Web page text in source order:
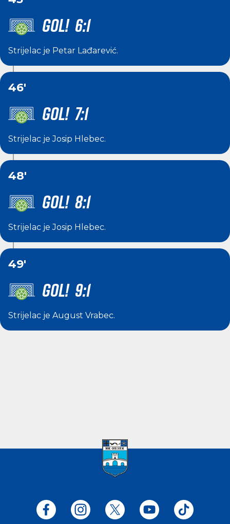
GOL! 6:1
Strijelac je Petar Lađarević.
46'
GOL! 7:1
Strijelac jeJosip Hlebec.
48'
GOL! 8:1
Strijelac jeJosip Hlebec.
49'
GOL! 9:1
Strijelac je August Vrabec.